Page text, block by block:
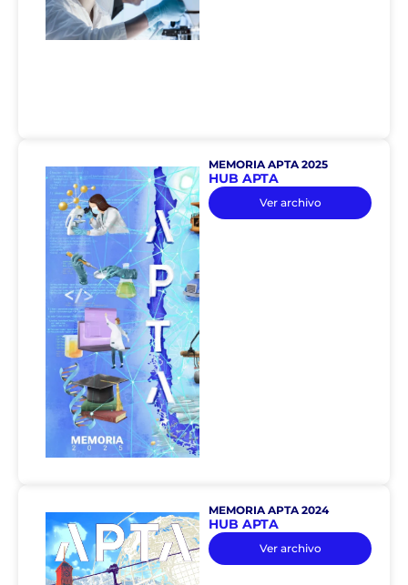
MEMORIA APTA 2025
HUB APTA
Ver archivo
MEMORIA APTA 2024
HUB APTA
Ver archivo